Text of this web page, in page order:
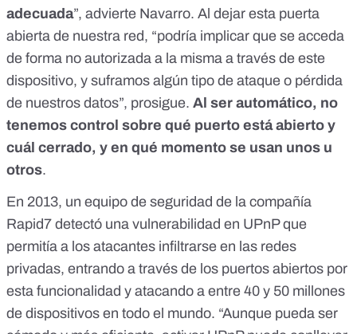
adecuada”, advierte Navarro. Al dejar esta puerta
abierta de nuestra red, “podría implicar que se acceda
de forma no autorizada a la misma a través de este
dispositivo, y suframos algún tipo de ataque o pérdida
de nuestros datos”, prosigue. Al ser automático, no
tenemos control sobre qué puerto está abierto y
cuál cerrado, y en qué momento se usan unos u
otros.
En 2013, un equipo de seguridad de la compañía
Rapid7 detectó una vulnerabilidad en UPnPque
permitía a los atacantes infiltrarse en las redes
privadas, entrando a través de los puertos abiertos por
esta funcionalidad y atacando a entre 40 y 50 millones
de dispositivos en todo el mundo. “Aunque pueda ser